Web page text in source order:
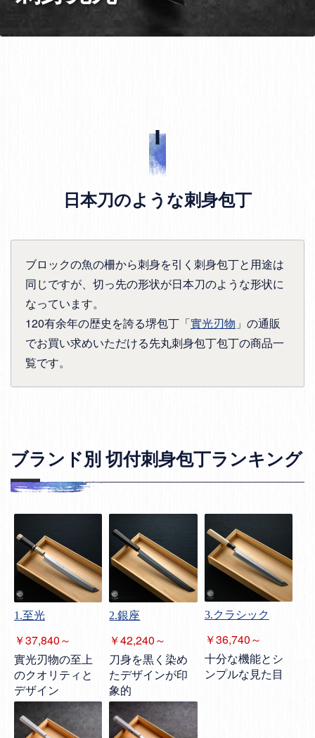
日本刀のような刺身包丁
ブロックの魚の柵から刺身を引く刺身包丁と用途は
同じですが、切っ先の形状が日本刀のような形状に
なっています。
120有余年の歴史を誇る堺包丁「實光刃物 」の通販
でお買い求めいただける先丸刺身包丁包丁の商品一
覧です。
ブランド別 切付刺身包丁ランキング
1.至光
￥37,840～
實光刃物の至上
のクオリティと
デザイン
2.銀座
￥42,240～
刀身を黒く染め
たデザインが印
象的
3.クラシック
￥36,740～
十分な機能とシ
ンプルな見た目